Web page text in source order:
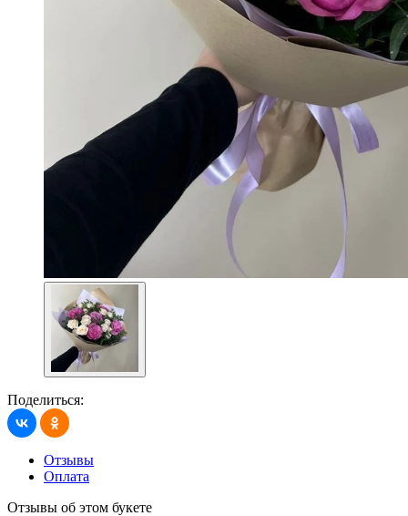
Поделиться:
Отзывы
Оплата
Отзывы об этом букете